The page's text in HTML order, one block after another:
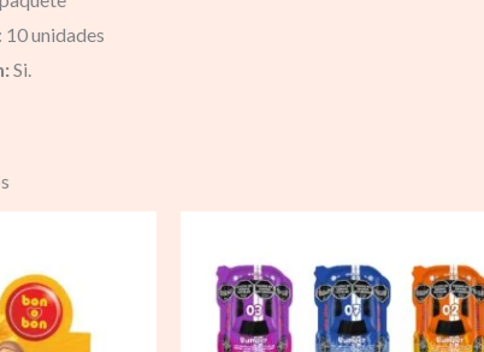
unidades
Si.